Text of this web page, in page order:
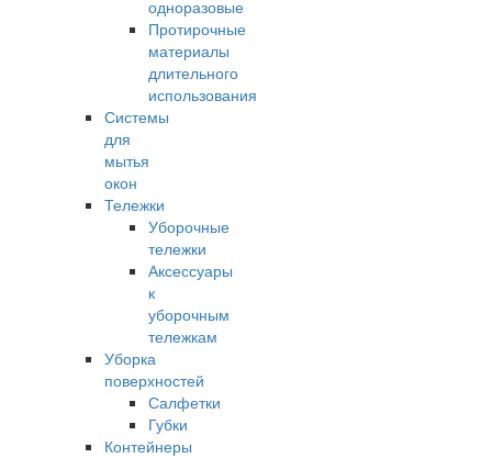
одноразовые
Протирочные
материалы
длительного
использования
Системы
для
мытья
окон
Тележки
Уборочные
тележки
Аксессуары
к
уборочным
тележкам
Уборка
поверхностей
Салфетки
Губки
Контейнеры